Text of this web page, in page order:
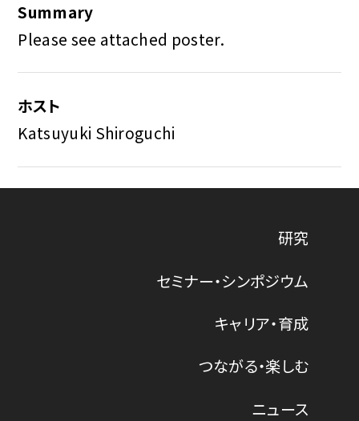
Summary
Please see attached poster.
ホスト
Katsuyuki Shiroguchi
研究
セミナー・シンポジウム
キャリア・育成
つながる・楽しむ
ニュース